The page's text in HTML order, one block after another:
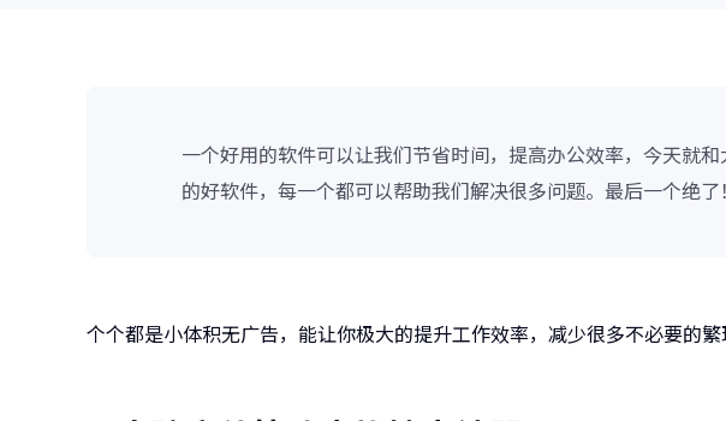
一个好用的软件可以让我们节省时间，提高办公效率，今天就
的好软件，每一个都可以帮助我们解决很多问题。最后一个绝了！
个个都是小体积无广告，能让你极大的提升工作效率，减少很多不必要的繁